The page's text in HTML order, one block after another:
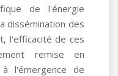
de l'énergie
dissémination des
l'efficacité de ces
remise en
l'émergence de